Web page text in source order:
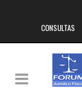
CONSULTAS